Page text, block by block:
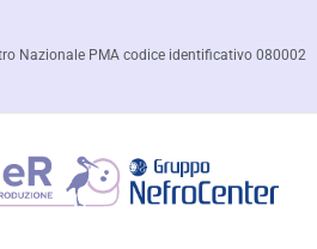
Nazionale PMA codice identificativo 080002